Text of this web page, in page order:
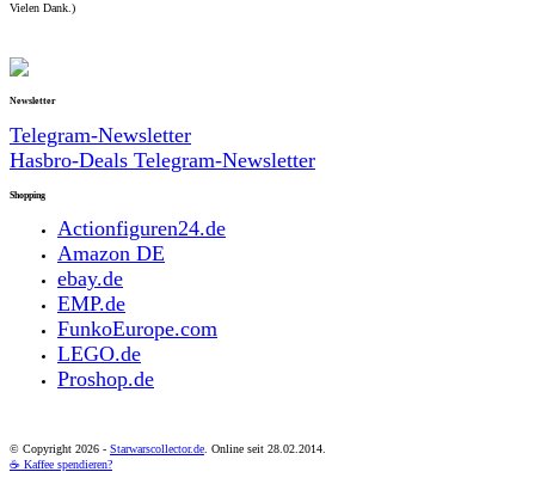
Vielen Dank.)
Newsletter
Telegram-Newsletter
Hasbro-Deals Telegram-Newsletter
Shopping
Actionfiguren24.de
Amazon DE
ebay.de
EMP.de
FunkoEurope.com
LEGO.de
Proshop.de
© Copyright 2026 - Starwarscollector.de. Online seit 28.02.2014.
☕ Kaffee spendieren?